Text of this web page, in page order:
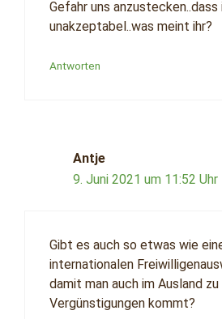
Gefahr uns anzustecken..dass
unakzeptabel..was meint ihr?
Antworten
Antje
9. Juni 2021 um 11:52 Uhr
Gibt es auch so etwas wie
internationalen
damit man auch im Ausland zu
Vergünstigungen kommt?